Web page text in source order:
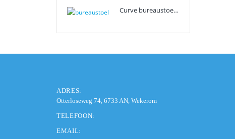
Curve bureaustoel JK-office
ADRES:
Otterloseweg 74, 6733 AN, Wekerom
TELEFOON:
EMAIL: